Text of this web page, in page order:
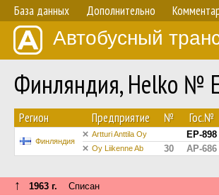
База данных Дополнительно
Автобусный
Финляндия, Helko №
Регион Предприятие № Гос.№
Финляндия
Artturi Anttila Oy EP-898
Oy Liikenne Ab 30 AP-686
↑ 1963 г. Списан